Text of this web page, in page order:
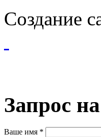
Создание
Запрос
Ваше имя *